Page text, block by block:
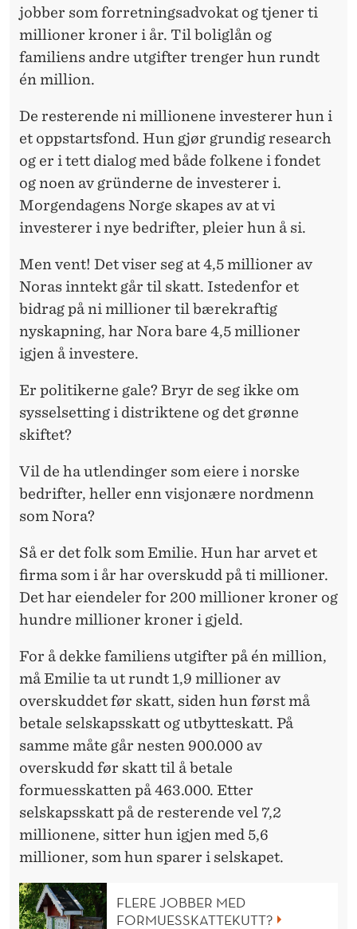
jobber som forretningsadvokat og tjener ti
millioner kroner i år. Til boliglån og
familiens andre utgifter trenger hun rundt
én million.
De resterende ni millionene investerer hun i
et oppstartsfond. Hun gjør grundig research
og er i tett dialog med både folkene i fondet
og noen av gründerne de investerer i.
Morgendagens Norge skapes av at vi
investerer i nye bedrifter, pleier hun å si.
Men vent! Det viser seg at 4,5 millioner av
Noras inntekt går til skatt. Istedenfor et
bidrag på ni millioner til bærekraftig
nyskapning, har Nora bare 4,5 millioner
igjen å investere.
Er politikerne gale? Bryr de seg ikke om
sysselsetting i distriktene og det grønne
skiftet?
Vil de ha utlendinger som eiere i norske
bedrifter, heller enn visjonære nordmenn
som Nora?
Så er det folk som Emilie. Hun har arvet et
firma som i år har overskudd på ti millioner.
Det har eiendeler for 200 millioner kroner og
hundre millioner kroner i gjeld.
For å dekke familiens utgifter på én million,
må Emilie ta ut rundt 1,9 millioner av
overskuddet før skatt, siden hun først må
betale selskapsskatt og utbytteskatt. På
samme måte går nesten 900.000 av
overskudd før skatt til å betale
formuesskatten på 463.000. Etter
selskapsskatt på de resterende vel 7,2
millionene, sitter hun igjen med 5,6
millioner, som hun sparer i selskapet.
FLERE JOBBER MED
FORMUESSKATTEKUTT?